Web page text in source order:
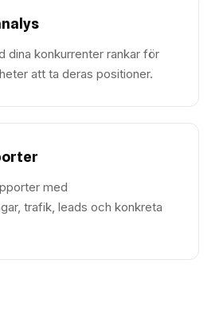
dina konkurrenter rankar för
att ta deras positioner.
med
trafik, leads och konkreta